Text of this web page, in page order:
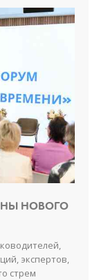
НОВОГО
экспертов,
стрем